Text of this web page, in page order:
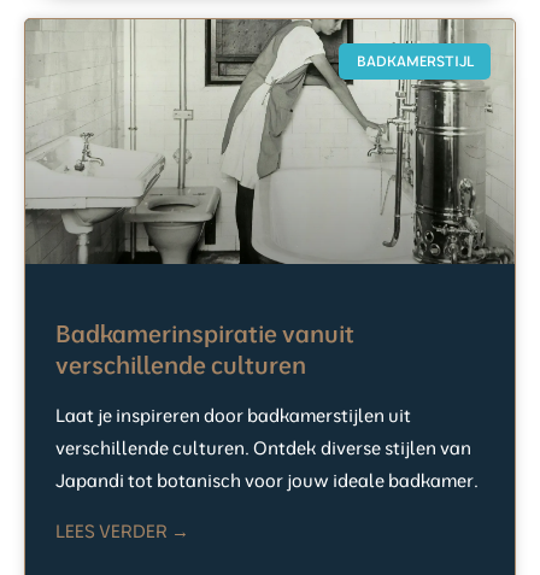
BADKAMERSTIJL
Badkamerinspiratie vanuit
verschillende culturen
Laat je inspireren door badkamerstijlen uit
verschillende culturen. Ontdek diverse stijlen van
Japandi tot botanisch voor jouw ideale badkamer.
LEES VERDER →